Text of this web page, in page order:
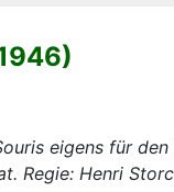
eigens für
Regie: Henri